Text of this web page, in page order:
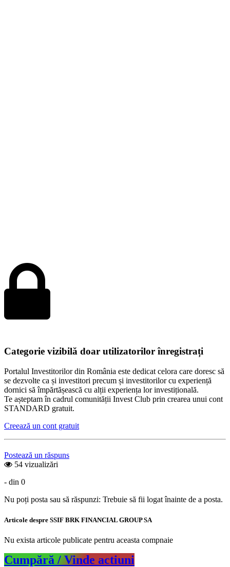
Categorie vizibilă doar utilizatorilor înregistrați
Portalul Investitorilor din România este dedicat celora care doresc să
se dezvolte ca și investitori precum și investitorilor cu experiență
dornici să împărtășească cu alții experiența lor investițională.
Te așteptam în cadrul comunității Invest Club prin crearea unui cont
STANDARD gratuit.
Creează un cont gratuit
Postează un răspuns
54 vizualizări
- din 0
Nu poți posta sau să răspunzi: Trebuie să fii logat înainte de a posta.
Articole despre SSIF BRK FINANCIAL GROUP SA
Nu exista articole publicate pentru aceasta compnaie
Cumpără / Vinde actiuni